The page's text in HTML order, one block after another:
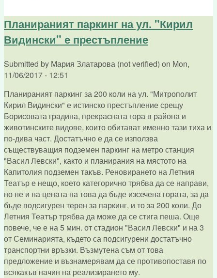
Планираният паркинг на ул. "Кирил
Видински" е престъпление
Submitted by Мария Златарова (not verified) on Mon,
11/06/2017 - 12:51
Планираният паркинг за 200 коли на ул. "Митрополит
Кирил Видински" е истинско престъпление срещу
Борисовата градина, прекрасната гора в района и
животинските видове, които обитават именно тази тиха и
по-дива част. Достатъчно е да се използва
съществуващия подземен паркинг на метро станция
"Васил Левски", както и планирания на мястото на
Капитолия подземен такъв. Реновирането на Летния
Театър е нещо, което категорично трябва да се направи,
но не и на цената на това да бъде изсечена гората, за да
бъде подсигурен терен за паркинг, и то за 200 коли. До
Летния Театър трябва да може да се стига пеша. Още
повече, че е на 5 мин. от стадион "Васил Левски" и на 3
от Семинарията, където са подсигурени достатъчно
транспортни връзки. Възмутена съм от това
предложение и възнамерявам да се противопоставя по
всякакъв начин на реализирането му.